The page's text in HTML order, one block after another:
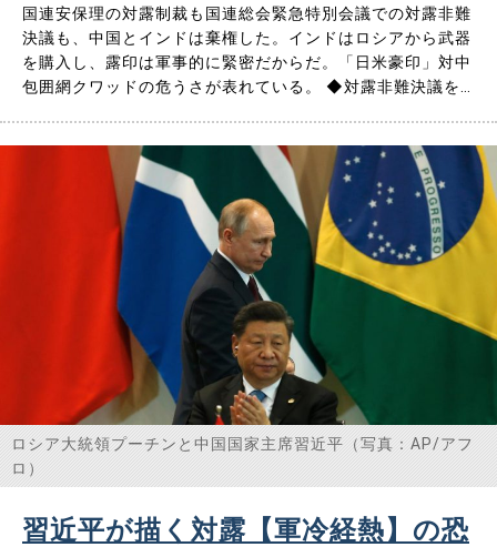
国連安保理の対露制裁も国連総会緊急特別会議での対露非難
決議も、中国とインドは棄権した。インドはロシアから武器
を購入し、露印は軍事的に緊密だからだ。「日米豪印」対中
包囲網クワッドの危うさが表れている。 ◆対露非難決議を
クライナに侵攻したロシアを非難し即時撤退を求める決議
案」を否決した……
ロシア大統領プーチンと中国国家主席習近平（写真：AP/アフ
ロ）
習近平が描く対露【軍冷経熱】の恐